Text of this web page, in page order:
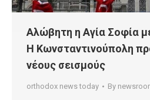
Αλώβητη η Αγία Σοφία
Η Κωνσταντινούπολη
νέους σεισμούς
orthodox news today By